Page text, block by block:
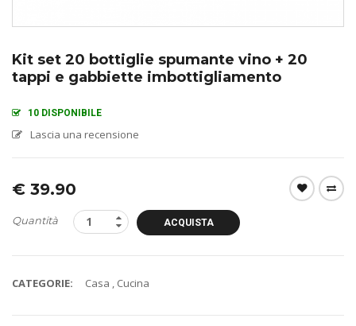
Kit set 20 bottiglie spumante vino + 20
tappi e gabbiette imbottigliamento
10 DISPONIBILE
Lascia una recensione
€ 39.90
Quantità ACQUISTA
CATEGORIE: Casa , Cucina